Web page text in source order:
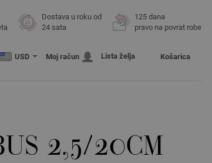
Dostava u roku od
24 sata
125 dana
pravo na povrat robe
USD Moj račun Lista želja Košarica
2,5/20CM